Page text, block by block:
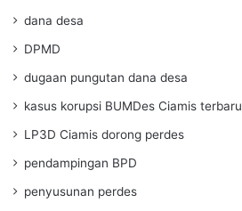
dana desa
DPMD
dugaan pungutan dana desa
kasus korupsi BUMDes Ciamis terbaru
LP3D Ciamis dorong perdes
pendampingan BPD
penyusunan perdes